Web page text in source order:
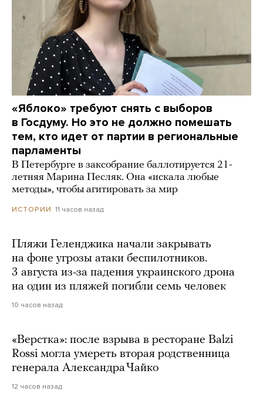
«Яблоко» требуют снять с выборов
в Госдуму. Но это не должно помешать
тем, кто идет от партии в региональные
парламенты
В Петербурге в заксобрание баллотируется 21-
летняя Марина Песляк. Она «искала любые
методы», чтобы агитировать за мир
ИСТОРИИ 11 часов назад
Пляжи Геленджика начали закрывать
на фоне угрозы атаки беспилотников.
3 августа из-за падения украинского дрона
на один из пляжей погибли семь человек
10 часов назад
«Верстка»: после взрыва в ресторане Balzi
Rossi могла умереть вторая родственница
генерала Александра Чайко
12 часов назад